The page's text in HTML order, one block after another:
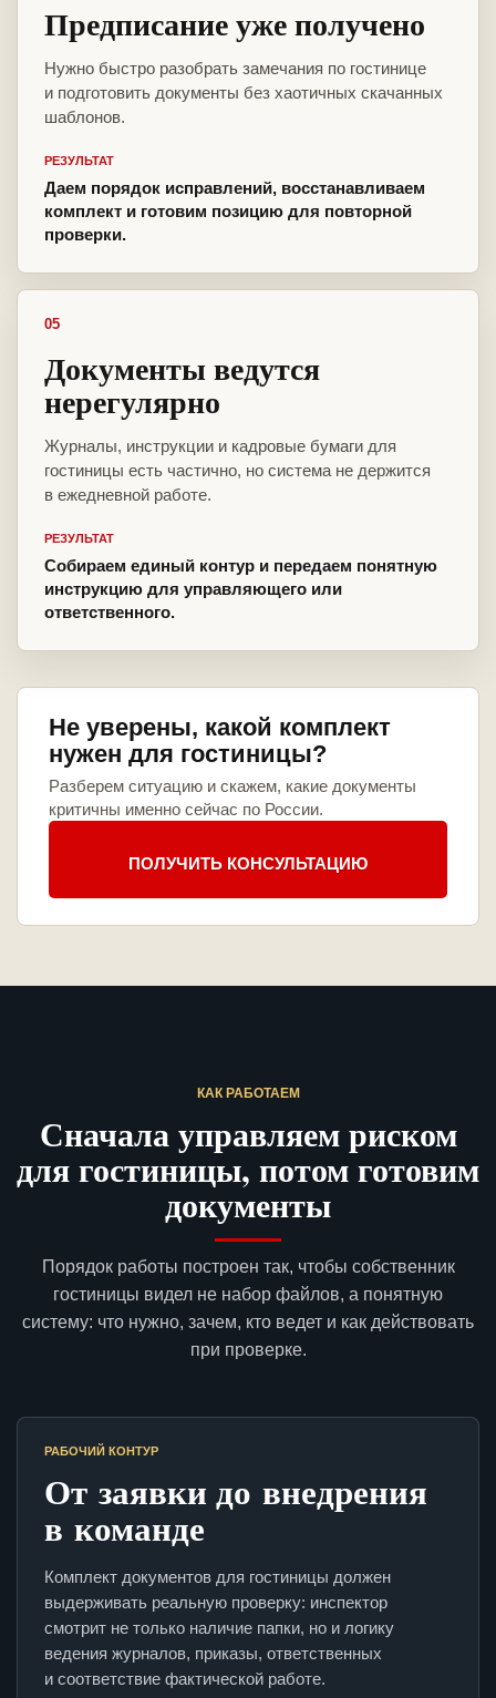
Предписание уже получено
Нужно быстро разобрать замечания по гостинице
и подготовить документы без хаотичных скачанных
шаблонов.
РЕЗУЛЬТАТ
Даем порядок исправлений, восстанавливаем
комплект и готовим позицию для повторной
проверки.
05
Документы ведутся
нерегулярно
Журналы, инструкции и кадровые бумаги для
гостиницы есть частично, но система не держится
в ежедневной работе.
РЕЗУЛЬТАТ
Собираем единый контур и передаем понятную
инструкцию для управляющего или
ответственного.
Не уверены, какой комплект
нужен для гостиницы?
Разберем ситуацию и скажем, какие документы
критичны именно сейчас по России.
ПОЛУЧИТЬ КОНСУЛЬТАЦИЮ
КАК РАБОТАЕМ
Сначала управляем риском
для гостиницы, потом готовим
документы
Порядок работы построен так, чтобы собственник
гостиницы видел не набор файлов, а понятную
систему: что нужно, зачем, кто ведет и как действовать
при проверке.
РАБОЧИЙ КОНТУР
От заявки до внедрения
в команде
Комплект документов для гостиницы должен
выдерживать реальную проверку: инспектор
смотрит не только наличие папки, но и логику
ведения журналов, приказы, ответственных
и соответствие фактической работе.